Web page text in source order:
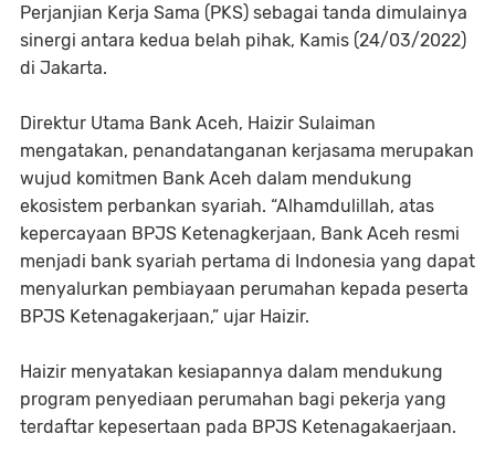
Perjanjian Kerja Sama (PKS) sebagai tanda dimulainya
sinergi antara kedua belah pihak, Kamis (24/03/2022)
di Jakarta.
Direktur Utama Bank Aceh, Haizir Sulaiman
mengatakan, penandatanganan kerjasama merupakan
wujud komitmen Bank Aceh dalam mendukung
ekosistem perbankan syariah. “Alhamdulillah, atas
kepercayaan BPJS Ketenagkerjaan, Bank Aceh resmi
menjadi bank syariah pertama di Indonesia yang dapat
menyalurkan pembiayaan perumahan kepada peserta
BPJS Ketenagakerjaan,” ujar Haizir.
Haizir menyatakan kesiapannya dalam mendukung
program penyediaan perumahan bagi pekerja yang
terdaftar kepesertaan pada BPJS Ketenagakaerjaan.